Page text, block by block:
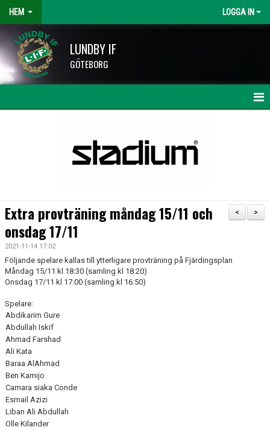
HEM LOGGA IN
LUNDBY IF
GÖTEBORG
HISINGSCUPEN
KLUBBSHOP
FÖRENINGSAKTIVITETER
OM KLUBBEN
SAMARBETSPARTNERS
KONTAKT
>
<
Extra provträning måndag 15/11 och
onsdag 17/11
2021-11-14 17:02
Följande spelare kallas till ytterligare provträning på Fjärdingsplan
Måndag 15/11 kl 18:30 (samling kl 18:20)
Onsdag 17/11 kl 17:00 (samling kl 16:50)
Spelare:
Abdikarim Gure
Abdullah Iskif
Ahmad Farshad
Ali Kata
Baraa AlAhmad
Ben Kamijo
Camara siaka Conde
Esmail Azizi
Liban Ali Abdullah
Olle Kilander